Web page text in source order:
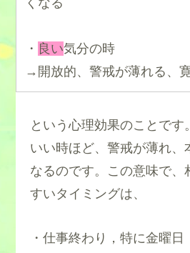
くなる
・ 良い気分の時
→開放的、警戒が薄れる、
という心理効果のことです
いい時ほど、警戒が薄れ、
なるのです。この意味で、
すいタイミングは、
・仕事終わり，特に金曜日